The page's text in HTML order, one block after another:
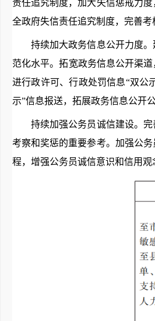
责任追究制度，加大失信惩戒力
全政府失信责任追究制度，完善
持续加大政务信息公开力度。
范化水平。拓宽政务信息公开渠
进行政许可、行政处罚信息“双公
示”信息报送，拓展政务信息公开
持续加强公务员诚信建设。完
考察和奖惩的重要参考。加强公
程，增强公务员诚信意识和信用观